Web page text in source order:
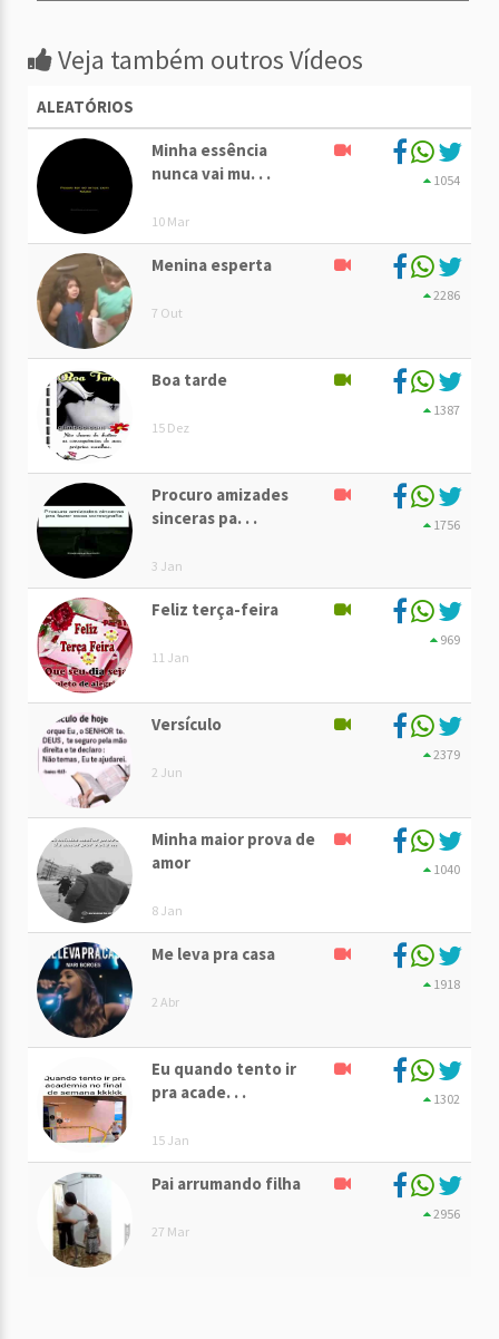
Veja também outros Vídeos
ALEATÓRIOS
Minha essência
nunca vai mu. . .
10 Mar
1054
Menina esperta
7 Out
2286
Boa tarde
15 Dez
1387
Procuro amizades
sinceras pa. . .
3 Jan
1756
Feliz terça-feira
11 Jan
969
Versículo
2 Jun
2379
Minha maior prova de
amor
8 Jan
1040
Me leva pra casa
2 Abr
1918
Eu quando tento ir
pra acade. . .
15 Jan
1302
Pai arrumando filha
27 Mar
2956